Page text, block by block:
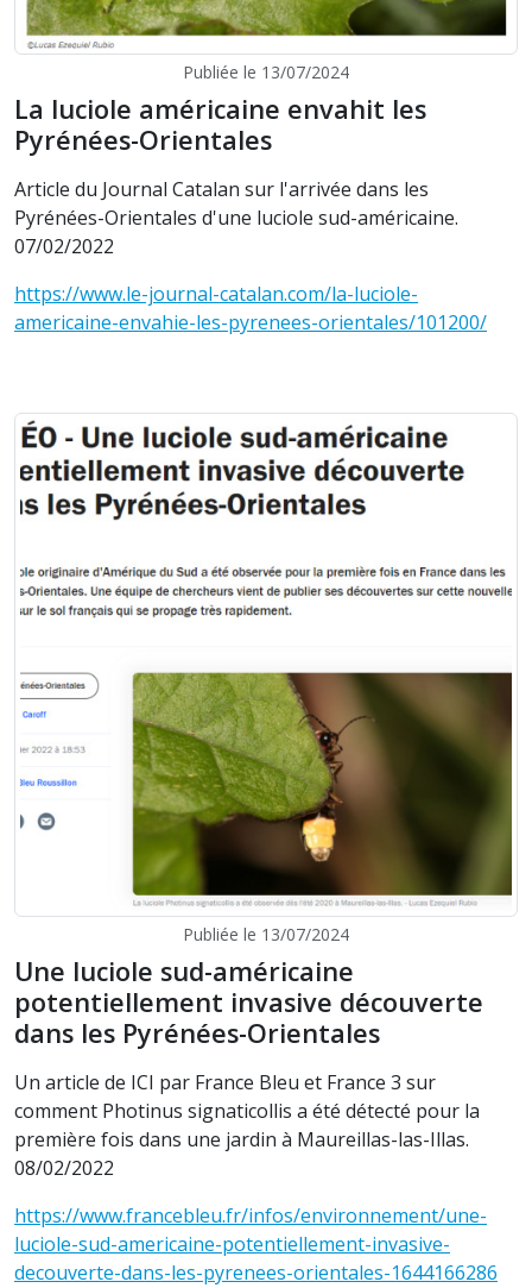
Publiée le 13/07/2024
La luciole américaine envahit les
Pyrénées-Orientales
Article du Journal Catalan sur l'arrivée dans les
Pyrénées-Orientales d'une luciole sud-américaine.
07/02/2022
https://www.le-journal-catalan.com/la-luciole-
americaine-envahie-les-pyrenees-orientales/101200/
Publiée le 13/07/2024
Une luciole sud-américaine
potentiellement invasive découverte
dans les Pyrénées-Orientales
Un article de ICI par France Bleu et France 3 sur
comment Photinus signaticollis a été détecté pour la
première fois dans une jardin à Maureillas-las-Illas.
08/02/2022
https://www.francebleu.fr/infos/environnement/une-
luciole-sud-americaine-potentiellement-invasive-
decouverte-dans-les-pyrenees-orientales-1644166286